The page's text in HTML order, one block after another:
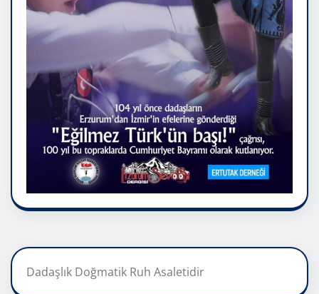
Dadaşlık Doğmatik Ruh Asaletidir